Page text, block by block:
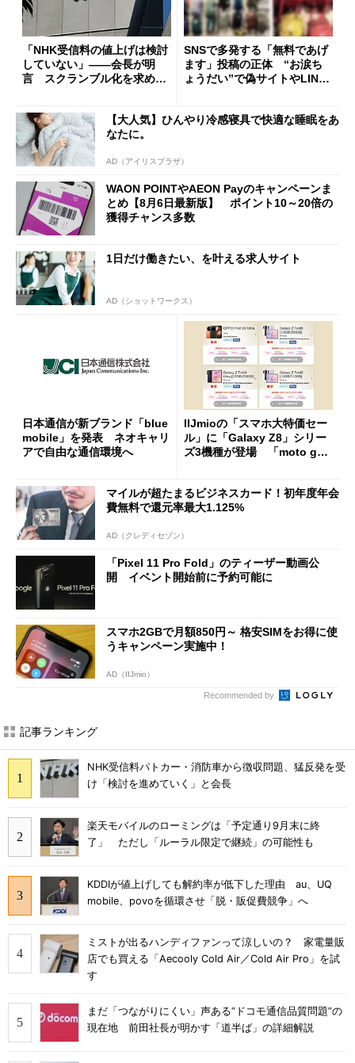
「NHK受信料の値上げは検討
していない」――会長が明
言 スクランブル化を求める
SNSで多発する「無料であげ
ます」投稿の正体 “お涙ち
ょうだい”で偽サイトやLINE
【大人気】ひんやり冷感寝具で快適な睡眠をあ
なたに。
AD（アイリスプラザ）
WAON POINTやAEON Payのキャンペーンま
とめ【8月6日最新版】 ポイント10～20倍の
獲得チャンス多数
1日だけ働きたい、を叶える求人サイト
AD（ショットワークス）
日本通信が新ブランド「blue
mobile」を発表 ネオキャリ
アで自由な通信環境へ
IIJmioの「スマホ大特価セー
ル」に「Galaxy Z8」シリー
ズ3機種が登場 「moto g37
マイルが超たまるビジネスカード！初年度年会
費無料で還元率最大1.125%
AD（クレディセゾン）
「Pixel 11 Pro Fold」のティーザー動画公
開 イベント開始前に予約可能に
スマホ2GBで月額850円～ 格安SIMをお得に使
うキャンペーン実施中！
AD（IIJmio）
Recommended by
記事ランキング
NHK受信料パトカー・消防車から徴収問題、猛反発を受
け「検討を進めていく」と会長
楽天モバイルのローミングは「予定通り9月末に終
了」 ただし「ルーラル限定で継続」の可能性も
KDDIが値上げしても解約率が低下した理由 au、UQ
mobile、povoを循環させ「脱・販促費競争」へ
ミストが出るハンディファンって涼しいの？ 家電量販
店でも買える「Aecooly Cold Air／Cold Air Pro」を試
す
まだ「つながりにくい」声ある“ドコモ通信品質問題”の
現在地 前田社長が明かす「道半ば」の詳細解説